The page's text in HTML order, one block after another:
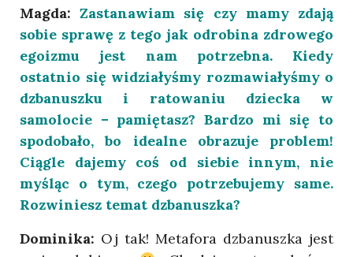
Magda:Zastanawiam się czy mamy zdają
sobie sprawę z tego jak odrobina zdrowego
egoizmu jest nam potrzebna. Kiedy
ostatnio się widziałyśmy rozmawiałyśmy o
dzbanuszku i ratowaniu dziecka w
samolocie – pamiętasz? Bardzo mi się to
spodobało, bo idealne obrazuje problem!
Ciągle dajemy coś od siebie innym, nie
myśląc o tym, czego potrzebujemy same.
Rozwiniesz temat dzbanuszka?
Dominika: Oj tak! Metafora dzbanuszka jest